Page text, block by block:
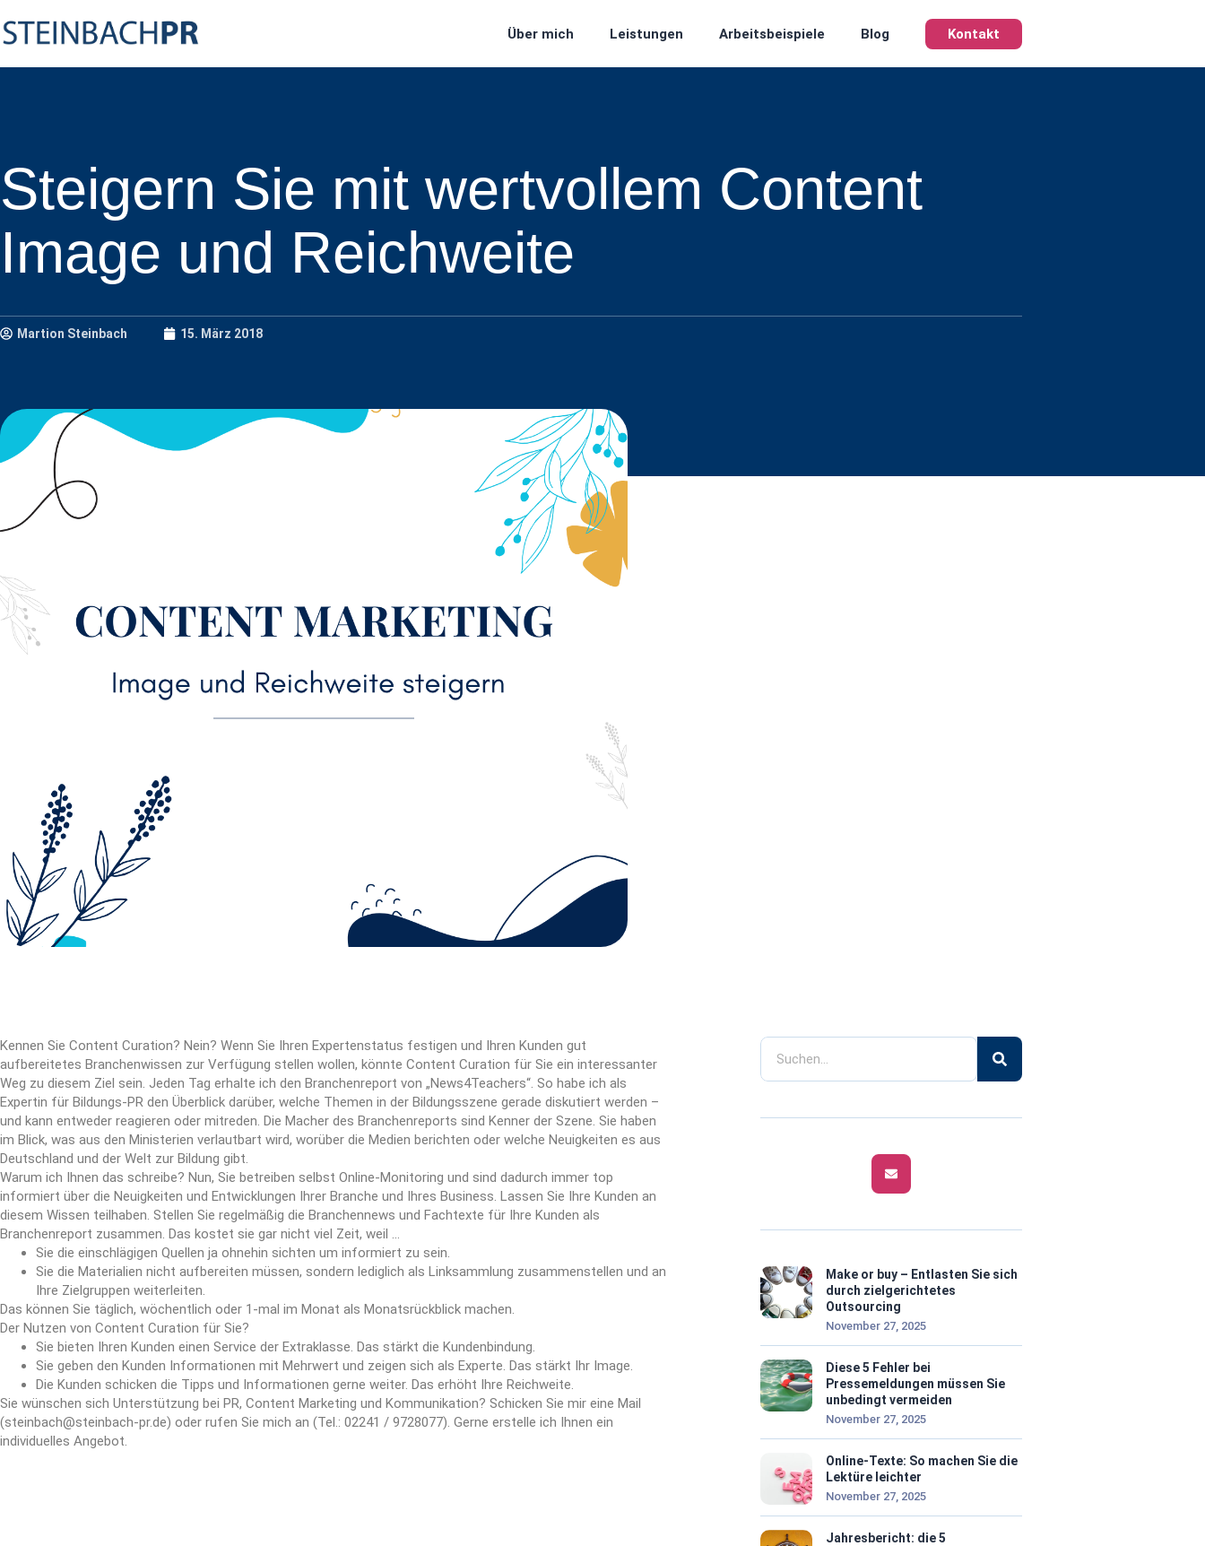
Über mich Leistungen Arbeitsbeispiele Blog Kontakt
Steigern Sie mit wertvollem Content
Image und Reichweite
Martion Steinbach 15. März 2018
Kennen Sie Content Curation? Nein? Wenn Sie Ihren Expertenstatus festigen und Ihren Kunden gut
aufbereitetes Branchenwissen zur Verfügung stellen wollen, könnte Content Curation für Sie ein interessanter
Weg zu diesem Ziel sein. Jeden Tag erhalte ich den Branchenreport von „News4Teachers“. So habe ich als
Expertin für Bildungs-PR den Überblick darüber, welche Themen in der Bildungsszene gerade diskutiert werden –
und kann entweder reagieren oder mitreden. Die Macher des Branchenreports sind Kenner der Szene. Sie haben
im Blick, was aus den Ministerien verlautbart wird, worüber die Medien berichten oder welche Neuigkeiten es aus
Deutschland und der Welt zur Bildung gibt.
Warum ich Ihnen das schreibe? Nun, Sie betreiben selbst Online-Monitoring und sind dadurch immer top
informiert über die Neuigkeiten und Entwicklungen Ihrer Branche und Ihres Business. Lassen Sie Ihre Kunden an
diesem Wissen teilhaben. Stellen Sie regelmäßig die Branchennews und Fachtexte für Ihre Kunden als
Branchenreport zusammen. Das kostet sie gar nicht viel Zeit, weil …
Sie die einschlägigen Quellen ja ohnehin sichten um informiert zu sein.
Sie die Materialien nicht aufbereiten müssen, sondern lediglich als Linksammlung zusammenstellen und an
Ihre Zielgruppen weiterleiten.
Das können Sie täglich, wöchentlich oder 1-mal im Monat als Monatsrückblick machen.
Der Nutzen von Content Curation für Sie?
Sie bieten Ihren Kunden einen Service der Extraklasse. Das stärkt die Kundenbindung.
Sie geben den Kunden Informationen mit Mehrwert und zeigen sich als Experte. Das stärkt Ihr Image.
Die Kunden schicken die Tipps und Informationen gerne weiter. Das erhöht Ihre Reichweite.
Sie wünschen sich Unterstützung bei PR, Content Marketing und Kommunikation? Schicken Sie mir eine Mail
(steinbach@steinbach-pr.de) oder rufen Sie mich an (Tel.: 02241 / 9728077). Gerne erstelle ich Ihnen ein
individuelles Angebot.
Make or buy – Entlasten Sie sich
durch zielgerichtetes
Outsourcing
November 27, 2025
Diese 5 Fehler bei
Pressemeldungen müssen Sie
unbedingt vermeiden
November 27, 2025
Online-Texte: So machen Sie die
Lektüre leichter
November 27, 2025
Jahresbericht: die 5